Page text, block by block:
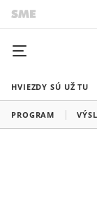
HVIEZDY SÚ UŽ TU
PROGRAM